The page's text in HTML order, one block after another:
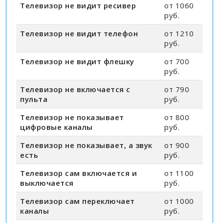
Телевизор не видит ресивер
от 1060
руб.
Телевизор не видит телефон
от 1210
руб.
Телевизор не видит флешку
от 700
руб.
Телевизор не включается с
пульта
от 790
руб.
Телевизор не показывает
цифровые каналы
от 800
руб.
Телевизор не показывает, а звук
есть
от 900
руб.
Телевизор сам включается и
выключается
от 1100
руб.
Телевизор сам переключает
каналы
от 1000
руб.